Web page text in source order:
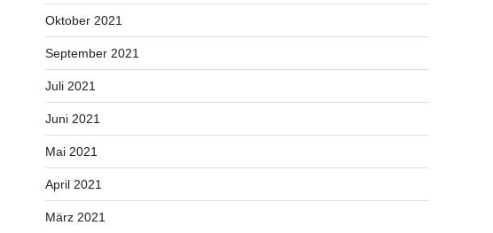
Oktober 2021
September 2021
Juli 2021
Juni 2021
Mai 2021
April 2021
März 2021